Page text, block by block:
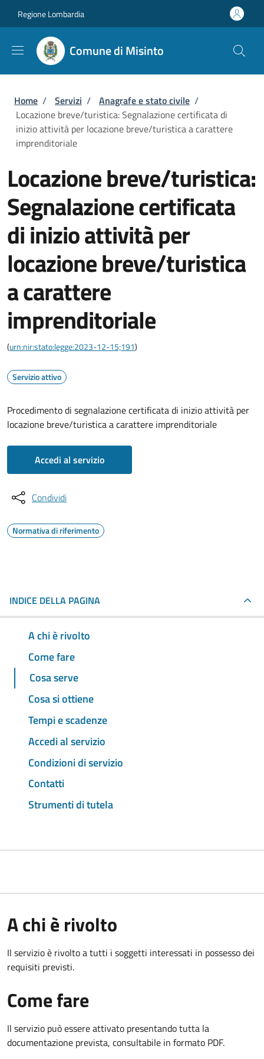
Regione Lombardia
Comune di Misinto
Briciole di pane
Home / Servizi / Anagrafe e stato civile /
Locazione breve/turistica: Segnalazione certificata di
inizio attività per locazione breve/turistica a carattere
imprenditoriale
Locazione breve/turistica:
Segnalazione certificata
di inizio attività per
locazione breve/turistica
a carattere
imprenditoriale
(urn:nir:stato:legge:2023-12-15;191)
Servizio attivo
Procedimento di segnalazione certificata di inizio attività per
locazione breve/turistica a carattere imprenditoriale
Accedi al servizio
Condividi
Normativa di riferimento
INDICE DELLA PAGINA
A chi è rivolto
Come fare
Cosa serve
Cosa si ottiene
Tempi e scadenze
Accedi al servizio
Condizioni di servizio
Contatti
Strumenti di tutela
A chi è rivolto
Il servizio è rivolto a tutti i soggetti interessati in possesso dei
requisiti previsti.
Come fare
Il servizio può essere attivato presentando tutta la
documentazione prevista, consultabile in formato PDF.